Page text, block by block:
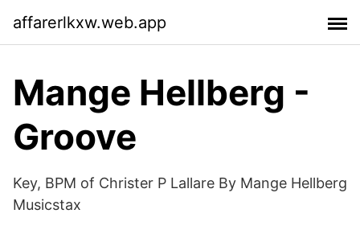
affarerlkxw.web.app
Mange Hellberg -
Groove
Key, BPM of Christer P Lallare By Mange Hellberg
Musicstax